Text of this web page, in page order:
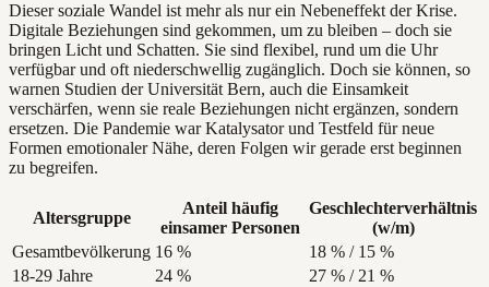
Dieser soziale Wandel ist mehr als nur ein Nebeneffekt der Krise.
Digitale Beziehungen sind gekommen, um zu bleiben – doch sie
bringen Licht und Schatten. Sie sind flexibel, rund um die Uhr
verfügbar und oft niederschwellig zugänglich. Doch sie können, so
warnen Studien der Universität Bern, auch die Einsamkeit
verschärfen, wenn sie reale Beziehungen nicht ergänzen, sondern
ersetzen. Die Pandemie war Katalysator und Testfeld für neue
Formen emotionaler Nähe, deren Folgen wir gerade erst beginnen
zu begreifen.
Altersgruppe
Anteil häufig
einsamer Personen
Geschlechterverhältnis
(w/m)
Gesamtbevölkerung 16 %
18 % / 15 %
18-29 Jahre
24 %
27 % / 21 %